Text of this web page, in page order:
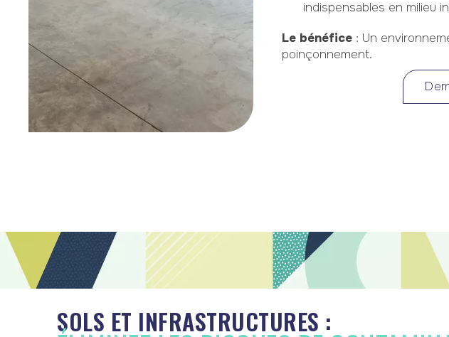
indispensables en milieu
Le bénéfice : Un
poinçonnement.
SOLS ET INFRASTRUCTURES :